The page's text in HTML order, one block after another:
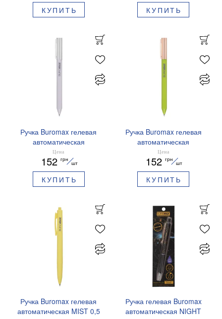
КУПИТЬ КУПИТЬ
Ручка Buromax гелевая
автоматическая
PRESTIGE SILVER 0,5 мм
синие чернила BM.83102
Цена
152 грн
шт
КУПИТЬ
Ручка Buromax гелевая
автоматическая
PRESTIGE GOLD 0,5 мм
синие чернила BM.83101
Цена
152 грн
шт
КУПИТЬ
Ручка Buromax гелевая
автоматическая MIST 0,5
Ручка гелевая Buromax
автоматическая NIGHT